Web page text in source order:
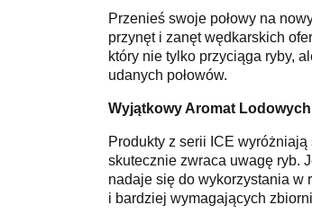
Przenieś swoje połowy na
przynęt i zanęt wędkarskich
który nie tylko przyciąga ryby,
udanych połowów.
Wyjątkowy Aromat
Produkty z serii ICE
skutecznie zwraca uwagę ryb.
nadaje się do wykorzystania w
i bardziej wymagających